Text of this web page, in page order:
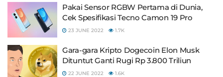
Pakai Sensor RGBW Pertama di Dunia,
Cek Spesifikasi Tecno Camon 19 Pro
23 JUNE 2022 1.7K
Gara-gara Kripto Dogecoin Elon Musk
Dituntut Ganti Rugi Rp 3.800 Triliun
22 JUNE 2022 1.6K